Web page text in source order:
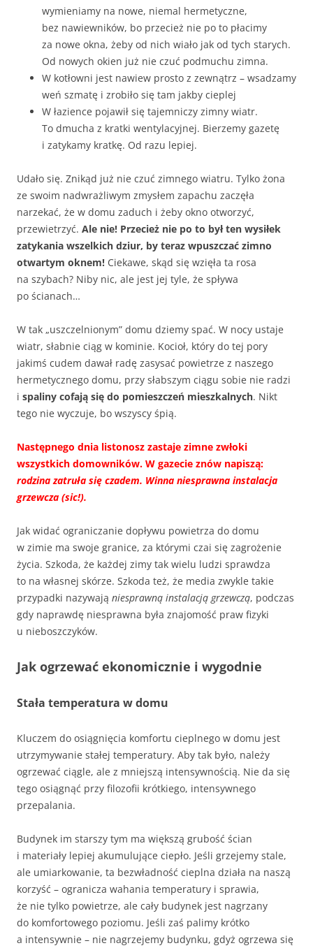
wymieniamy na nowe, niemal hermetyczne,
bez nawiewników, bo przecież nie po to płacimy
za nowe okna, żeby od nich wiało jak od tych starych.
Od nowych okien już nie czuć podmuchu zimna.
W kotłowni jest nawiew prosto z zewnątrz – wsadzamy
weń szmatę i zrobiło się tam jakby cieplej
W łazience pojawił się tajemniczy zimny wiatr.
To dmucha z kratki wentylacyjnej. Bierzemy gazetę
i zatykamy kratkę. Od razu lepiej.
Udało się. Znikąd już nie czuć zimnego wiatru. Tylko żona
ze swoim nadwrażliwym zmysłem zapachu zaczęła
narzekać, że w domu zaduch i żeby okno otworzyć,
przewietrzyć. Ale nie! Przecież nie po to był ten wysiłek
zatykania wszelkich dziur, by teraz wpuszczać zimno
otwartym oknem! Ciekawe, skąd się wzięła ta rosa
na szybach? Niby nic, ale jest jej tyle, że spływa
po ścianach…
W tak „uszczelnionym” domu dziemy spać. W nocy ustaje
wiatr, słabnie ciąg w kominie. Kocioł, który do tej pory
jakimś cudem dawał radę zasysać powietrze z naszego
hermetycznego domu, przy słabszym ciągu sobie nie radzi
i spaliny cofają się do pomieszczeń mieszkalnych. Nikt
tego nie wyczuje, bo wszyscy śpią.
Następnego dnia listonosz zastaje zimne zwłoki
wszystkich domowników. W gazecie znów napiszą:
rodzina zatruła się czadem. Winna niesprawna instalacja
grzewcza (sic!).
Jak widać ograniczanie dopływu powietrza do domu
w zimie ma swoje granice, za którymi czai się zagrożenie
życia. Szkoda, że każdej zimy tak wielu ludzi sprawdza
to na własnej skórze. Szkoda też, że media zwykle takie
przypadki nazywają niesprawną instalacją grzewczą, podczas
gdy naprawdę niesprawna była znajomość praw fizyki
u nieboszczyków.
Jak ogrzewać ekonomicznie i wygodnie
Stała temperatura w domu
Kluczem do osiągnięcia komfortu cieplnego w domu jest
utrzymywanie stałej temperatury. Aby tak było, należy
ogrzewać ciągle, ale z mniejszą intensywnością. Nie da się
tego osiągnąć przy filozofii krótkiego, intensywnego
przepalania.
Budynek im starszy tym ma większą grubość ścian
i materiały lepiej akumulujące ciepło. Jeśli grzejemy stale,
ale umiarkowanie, ta bezwładność cieplna działa na naszą
korzyść – ogranicza wahania temperatury i sprawia,
że nie tylko powietrze, ale cały budynek jest nagrzany
do komfortowego poziomu. Jeśli zaś palimy krótko
a intensywnie – nie nagrzejemy budynku, gdyż ogrzewa się